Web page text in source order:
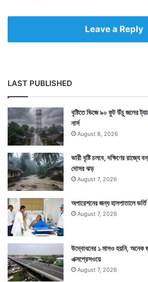
Leave a Reply
LAST PUBLISHED
বৃষ্টিতে ভিজে ৯০ ফুট উঁচু জলের
নার্স
August 8, 2026
ভারী বৃষ্টি চলবে, দক্ষিণের রাজ্যে
দোসর ঝড়
August 7, 2026
অপারেশনের জন্য হাসপাতালে
August 7, 2026
উদ্বোধনের ১ মাসও হয়নি, অনেক
এক্সপ্রেসওয়ে
August 7, 2026